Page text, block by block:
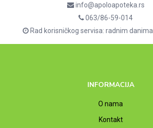
info@apoloapoteka.rs
063/86-59-014
Rad korisničkog servisa: radnim danima
INFORMACIJA
O nama
Kontakt